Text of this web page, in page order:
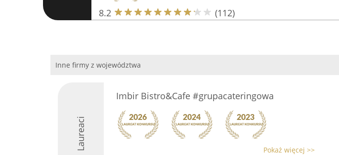
8.2 (112)
Inne firmy z województwa
Laureaci
Imbir Bistro&Cafe #grupacateringowa
Pokaż więcej >>